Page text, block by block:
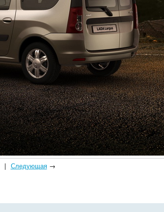
| Следующая→